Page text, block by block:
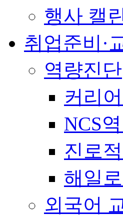
행사 캘
취업준비·
역량진단
커리
NCS
진로
해일
외국어